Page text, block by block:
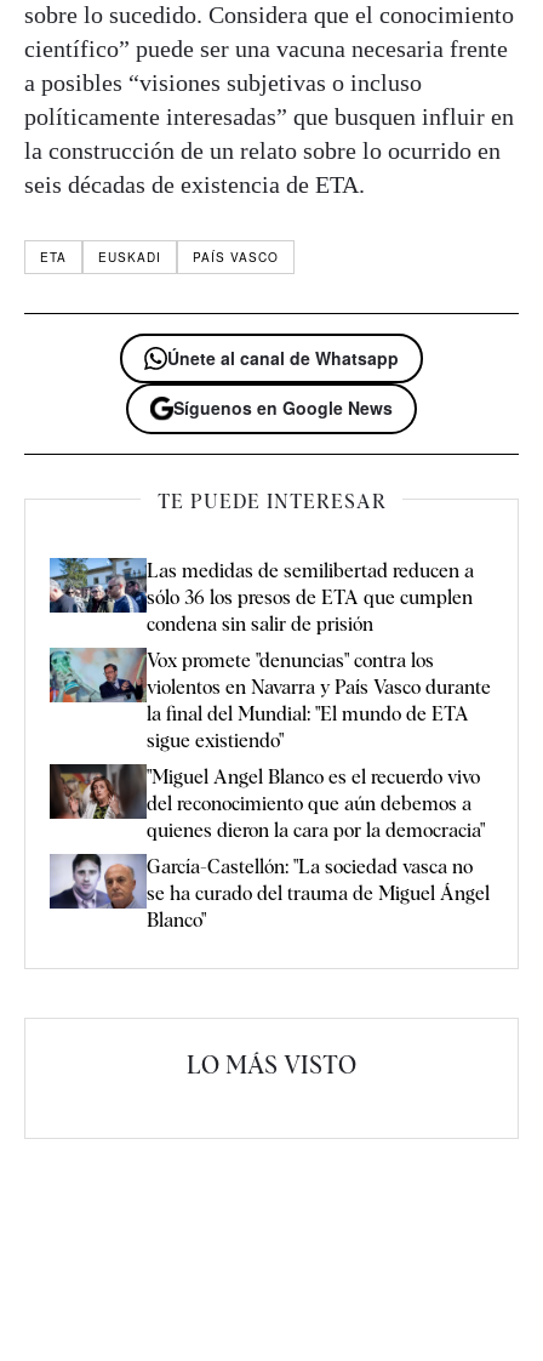
sobre lo sucedido. Considera que el conocimiento
científico” puede ser una vacuna necesaria frente
a posibles “visiones subjetivas o incluso
políticamente interesadas” que busquen influir en
la construcción de un relato sobre lo ocurrido en
seis décadas de existencia de ETA.
ETA EUSKADI PAÍS VASCO
Únete al canal de Whatsapp
Síguenos en Google News
TE PUEDE INTERESAR
Las medidas de semilibertad reducen a
sólo 36 los presos de ETA que cumplen
condena sin salir de prisión
Vox promete "denuncias" contra los
violentos en Navarra y País Vasco durante
la final del Mundial: "El mundo de ETA
sigue existiendo"
"Miguel Angel Blanco es el recuerdo vivo
del reconocimiento que aún debemos a
quienes dieron la cara por la democracia"
García-Castellón: "La sociedad vasca no
se ha curado del trauma de Miguel Ángel
Blanco"
LO MÁS VISTO